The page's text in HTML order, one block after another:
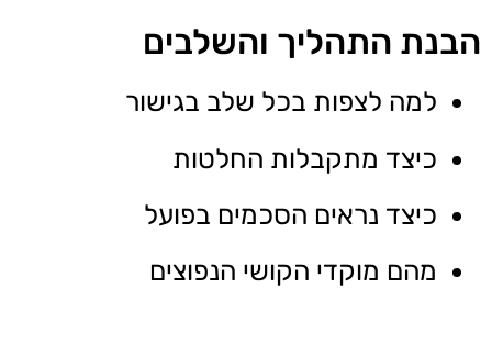
הבנת התהליך והשלבים
למה לצפות בכל שלב בגישור
כיצד מתקבלות החלטות
כיצד נראים הסכמים בפועל
מהם מוקדי הקושי הנפוצים